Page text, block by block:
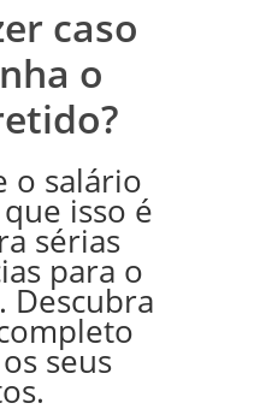
caso
o
o salário
isso é
sérias
para o
Descubra
seus